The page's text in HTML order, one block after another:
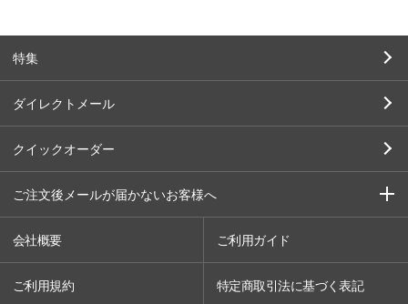
特集
ダイレクトメール
クイックオーダー
ご注文後メールが届かないお客様へ
会社概要 ご利用ガイド
ご利用規約 特定商取引法に基づく表記